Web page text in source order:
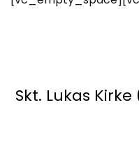
Skt. Lukas